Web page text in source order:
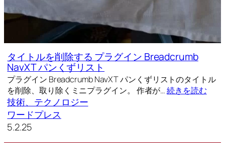
タイトルを削除する プラグイン Breadcrumb
NavXT パンくずリスト
プラグイン Breadcrumb NavXT パンくずリストのタイトル
を削除、取り除くミニプラグイン。 作者が…続きを読む
技術、テクノロジー
ワードプレス
5.2.25